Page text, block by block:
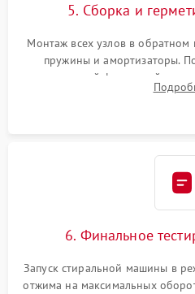
5. Сборка и
Монтаж всех узлов в обратном
пружины и амортизаторы.
надежной фиксацией
герметиком для
6. Финальное
Запуск стиральной машины в
отжима на максимальных